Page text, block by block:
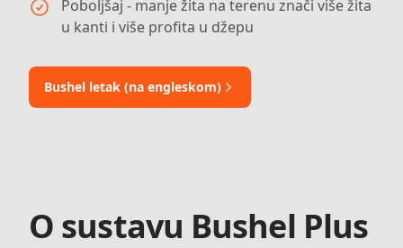
Poboljšaj - manje žita na terenu znači više žita
u kanti i više profita u džepu
Bushel letak (na engleskom)
O sustavu Bushel Plus